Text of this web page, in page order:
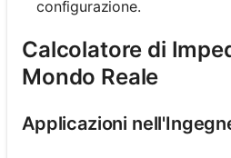
configurazione.
Calcolatore di
Mondo Reale
Applicazioni